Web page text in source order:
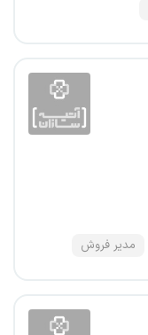
مدیر فروش